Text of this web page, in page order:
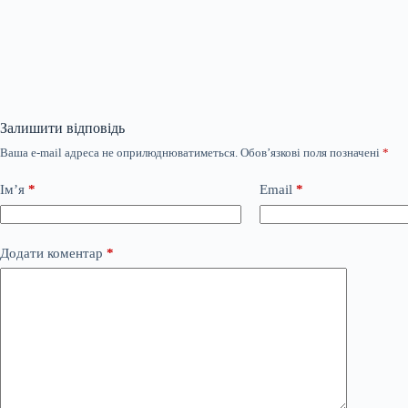
Залишити відповідь
Ваша e-mail адреса не оприлюднюватиметься. Обов’язкові поля позначені *
Ім’я * Email *
Додати коментар *